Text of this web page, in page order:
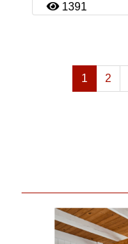
1391
1 2